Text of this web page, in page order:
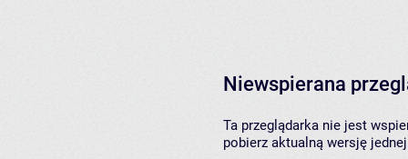
Niewspierana
Ta przeglądarka nie jest
pobierz aktualną wersję